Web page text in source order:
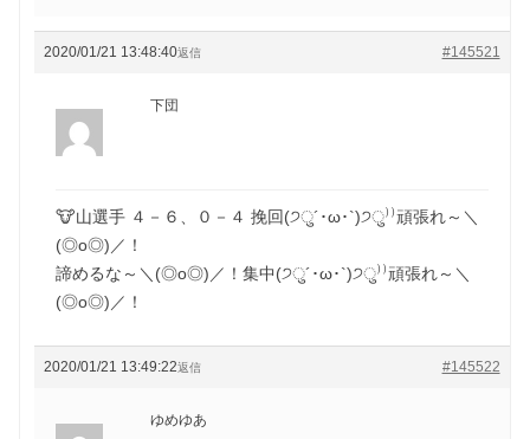
2020/01/21 13:48:40 #145521
返信
下団
🐮山選手 ４－６、０－４ 挽回(੭ु´･ω･`)੭ु⁾⁾頑張れ～＼
(◎o◎)／！
諦めるな～＼(◎o◎)／！集中(੭ु´･ω･`)੭ु⁾⁾頑張れ～＼
(◎o◎)／！
2020/01/21 13:49:22 #145522
返信
ゆめゆあ